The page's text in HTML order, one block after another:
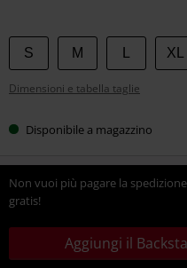
Scegli
la
tua
S M XL
Dimensioni e tabella taglie
Disponibile a magazzino
Non vuoi più pagare la
gratis!
Aggiungi il